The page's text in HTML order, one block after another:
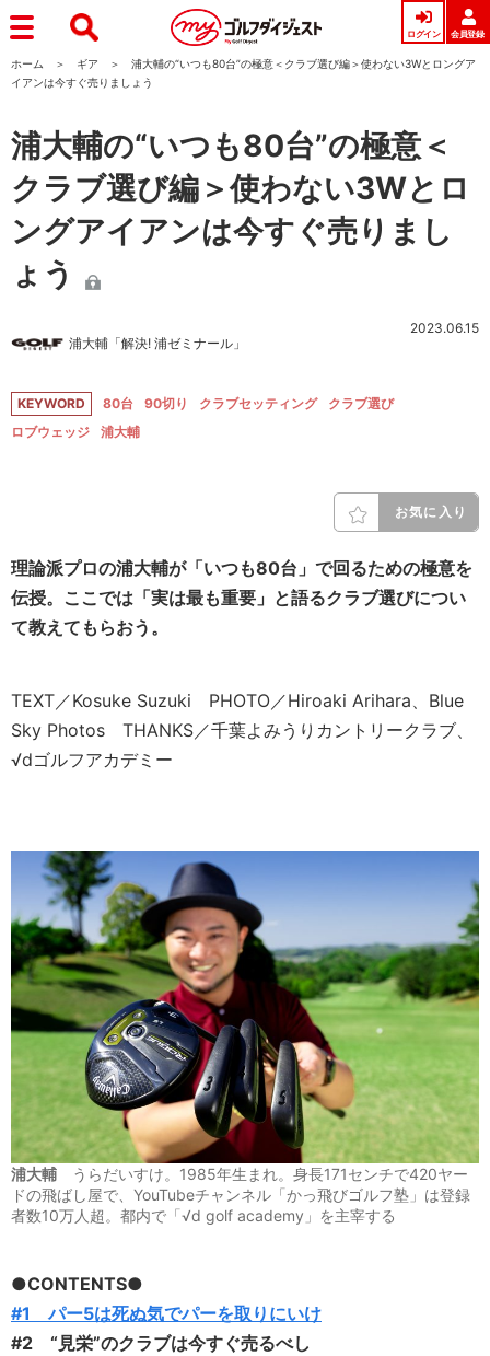
ログイン 会員登録
ホーム ギア
浦大輔の“いつも80台”の極意＜クラブ選び編＞使わない3Wとロングア
イアンは今すぐ売りましょう
浦大輔の“いつも80台”の極意＜
クラブ選び編＞使わない3Wとロ
ングアイアンは今すぐ売りまし
ょう
浦大輔「解決! 浦ゼミナール」
2023.06.15
KEYWORD 80台 90切り クラブセッティング
クラブ選び
ロブウェッジ
浦大輔
お気に入り
理論派プロの浦大輔が「いつも80台」で回るための極意を
伝授。ここでは「実は最も重要」と語るクラブ選びについ
て教えてもらおう。
TEXT／Kosuke Suzuki PHOTO／Hiroaki Arihara、Blue
Sky Photos THANKS／千葉よみうりカントリークラブ、
√dゴルフアカデミー
浦大輔 うらだいすけ。1985年生まれ。身長171センチで420ヤー
ドの飛ばし屋で、YouTubeチャンネル「かっ飛びゴルフ塾」は登録
者数10万人超。都内で「√d golf academy」を主宰する
●CONTENTS●
#1 パー5は死ぬ気でパーを取りにいけ
#2 “見栄”のクラブは今すぐ売るべし